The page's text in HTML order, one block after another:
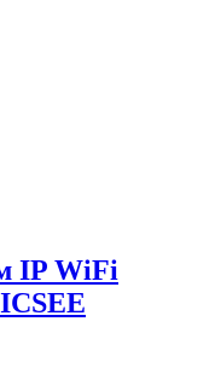
IP WiFi